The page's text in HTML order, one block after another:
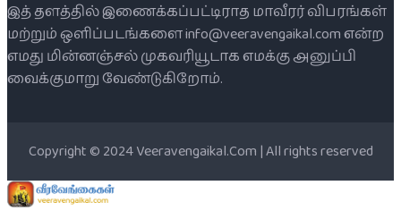
இத் தளத்தில் இணைக்கப்பட்டிராத மாவீரர் விபரங்கள்
மற்றும் ஒளிப்படங்களை info@veeravengaikal.com என்ற
எமது மின்னஞ்சல் முகவரியூடாக எமக்கு அனுப்பி
வைக்குமாறு வேண்டுகிறோம்.
Copyright © 2024 Veeravengaikal.Com | All rights reserved